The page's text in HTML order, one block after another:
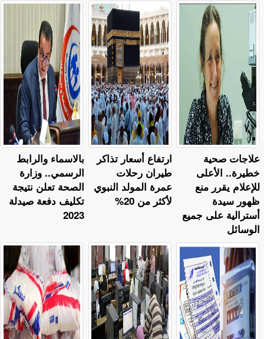
بالاسماء والرابط
الرسمي.. وزارة
الصحة تعلن نتيجة
تكليف دفعة صيدلة
2023
ارتفاع أسعار تذاكر
طيران رحلات
عمرة المولد النبوي
لأكثر من 20%
علاجات صحية
خطيرة.. الأعلى
للإعلام يقرر منع
ظهور سيدة
أسترالية على جميع
الوسائل